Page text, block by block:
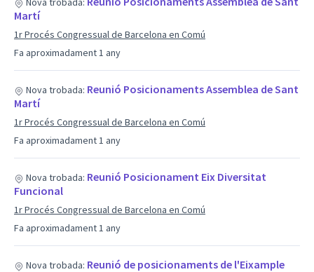
Fa aproximadament 1 any
Martí
1r Procés Congressual de Barcelona en Comú
Fa aproximadament 1 any
Nova trobada: Reunió Posicionaments Assemblea de Sant
Martí
1r Procés Congressual de Barcelona en Comú
Fa aproximadament 1 any
Nova trobada: Reunió Posicionament Eix Diversitat
Funcional
1r Procés Congressual de Barcelona en Comú
Nova trobada: Reunió de posicionaments de l'Eixample